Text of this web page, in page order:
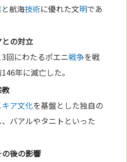
と航海技術に優れた文明であ
との対立
3回にわたるポエニ戦争を戦
年に滅亡した。
教
キア文化を基盤とした独自の
バアルやタニトといった
後の影響